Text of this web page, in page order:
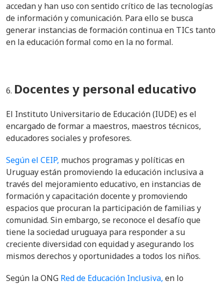
accedan y han uso con sentido crítico de las tecnologías
de información y comunicación. Para ello se busca
generar instancias de formación continua en TICs tanto
en la educación formal como en la no formal.
Docentes y personal educativo
El Instituto Universitario de Educación (IUDE) es el
encargado de formar a maestros, maestros técnicos,
educadores sociales y profesores.
Según el CEIP, muchos programas y políticas en
Uruguay están promoviendo la educación inclusiva a
través del mejoramiento educativo, en instancias de
formación y capacitación docente y promoviendo
espacios que procuran la participación de familias y
comunidad. Sin embargo, se reconoce el desafío que
tiene la sociedad uruguaya para responder a su
creciente diversidad con equidad y asegurando los
mismos derechos y oportunidades a todos los niños.
Según la ONG Red de Educación Inclusiva, en lo